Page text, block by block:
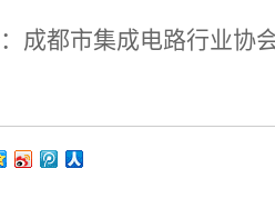
成都市集成电路行业协